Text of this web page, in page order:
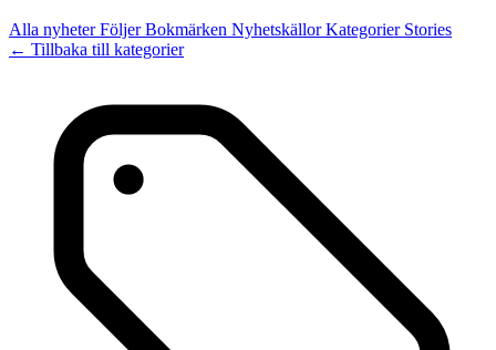
Alla nyheterFöljerBokmärken NyhetskällorKategorier Stories
← Tillbaka till kategorier